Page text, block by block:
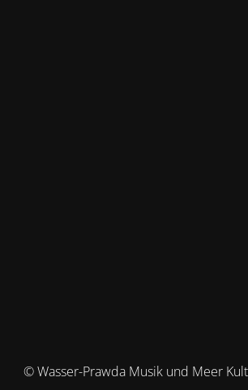
© Wasser-Prawda Musik und Meer